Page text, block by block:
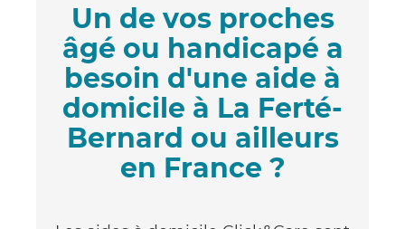
Un de vos proches
âgé ou handicapé a
besoin d'une aide à
domicile à La Ferté-
Bernard ou ailleurs
en France ?